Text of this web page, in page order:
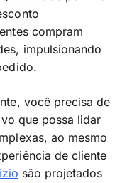
compram
impulsionando
você precisa de
que possa lidar
ao mesmo
de cliente
são projetados